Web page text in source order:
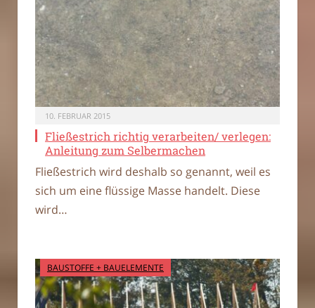
10. FEBRUAR 2015
Fließestrich richtig verarbeiten/ verlegen:
Anleitung zum Selbermachen
Fließestrich wird deshalb so genannt, weil es
sich um eine flüssige Masse handelt. Diese
wird…
BAUSTOFFE + BAUELEMENTE